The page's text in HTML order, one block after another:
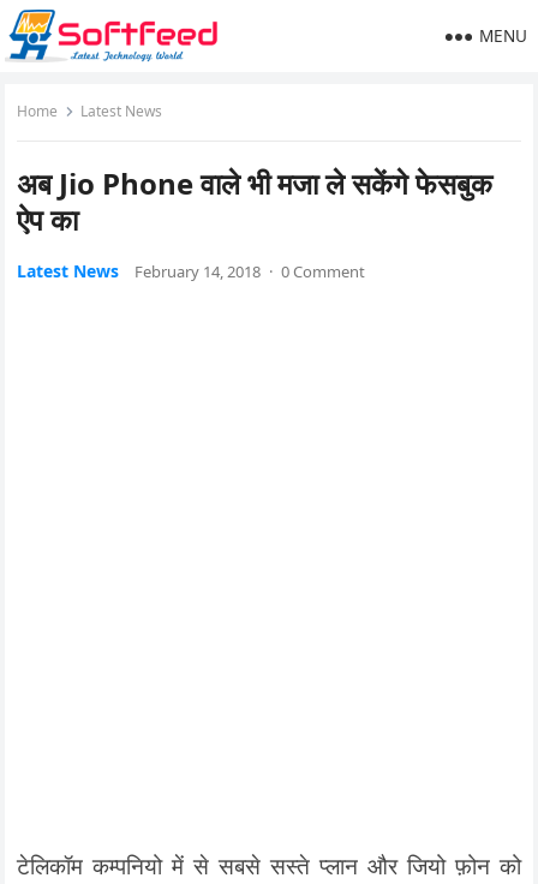
MENU
Home Latest News
अब Jio Phone वाले भी मजा ले सकेंगे फेसबुक
ऐप का
Latest News February 14, 2018 · 0 Comment
टेलिकॉम कम्पनियो में से सबसे सस्ते प्लान और जियो फ़ोन को